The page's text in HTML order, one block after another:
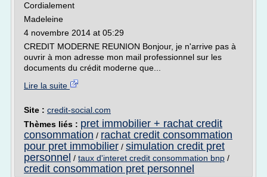
Cordialement
Madeleine
4 novembre 2014 at 05:29
CREDIT MODERNE REUNION Bonjour, je n'arrive pas à
ouvrir à mon adresse mon mail professionnel sur les
documents du crédit moderne que...
Lire la suite
Site : credit-social.com
Thèmes liés : pret immobilier + rachat credit
consommation / rachat credit consommation
pour pret immobilier / simulation credit pret
personnel / taux d'interet credit consommation bnp /
credit consommation pret personnel